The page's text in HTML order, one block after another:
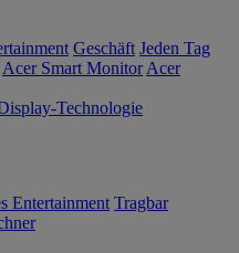
Geschäft Jeden Tag
Acer Smart Monitor Acer
Technologie
Entertainment Tragbar